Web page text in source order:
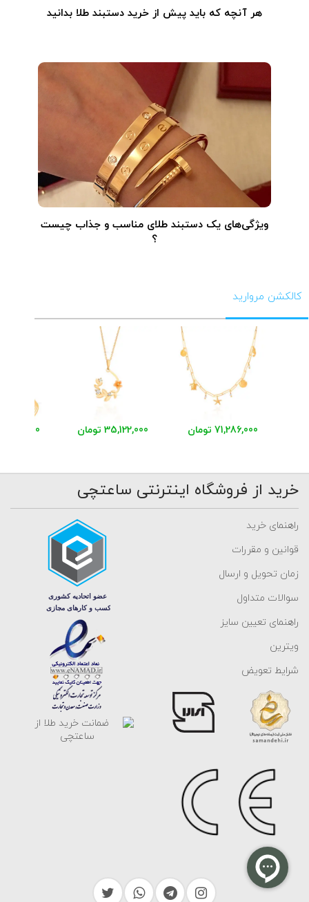
هر آنچه که باید پیش از خرید دستبند طلا بدانید
ویژگی‌های یک دستبند طلای مناسب و جذاب چیست
؟
کالکشن مروارید
71,286,000 تومان 35,122,000 تومان
خرید از فروشگاه اینترنتی ساعتچی
راهنمای خرید
قوانین و مقررات
زمان تحویل و ارسال
سوالات متداول
راهنمای تعیین سایز
ویترین
شرایط تعویض